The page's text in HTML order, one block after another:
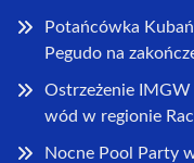
Potańcówka
Pegudo na
Ostrzeżenie
wód w regionie
Nocne Pool Party